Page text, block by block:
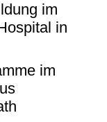
im
in
im